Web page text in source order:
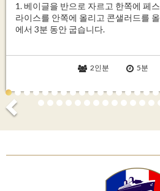
1. 베이글을 반으로 자르고 한쪽에 페
라이스를 안쪽에 올리고 콘샐러드를
에서 3분 동안 굽습니다.
2인분 5분